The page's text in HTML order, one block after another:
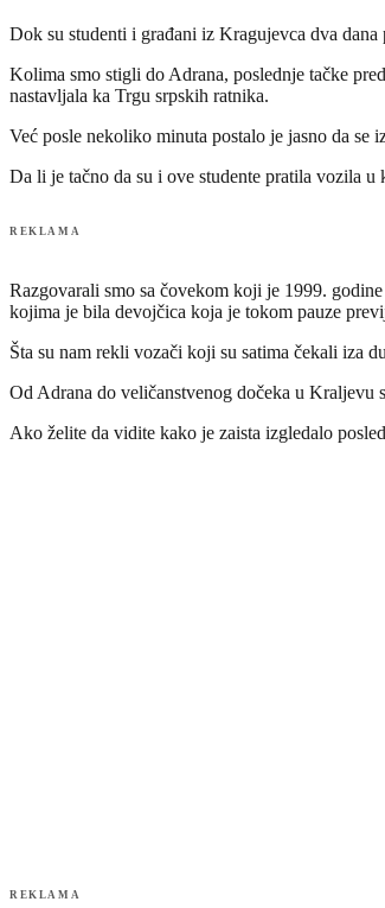
Dok su studenti i građani iz Kragujevca dva
Kolima smo stigli do Adrana, poslednje tačke
nastavljala ka Trgu srpskih ratnika.
Već posle nekoliko minuta postalo je jasno da se
Da li je tačno da su i ove studente pratila vozila
REKLAMA
Razgovarali smo sa čovekom koji je 1999.
kojima je bila devojčica koja je tokom pauze
Šta su nam rekli vozači koji su satima čekali iza
Od Adrana do veličanstvenog dočeka u Kraljevu
Ako želite da vidite kako je zaista izgledalo
REKLAMA